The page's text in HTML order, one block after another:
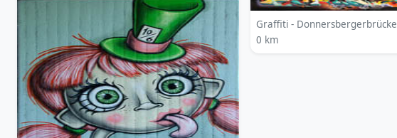
Graffiti - Donnersbergerbrücke
0 km